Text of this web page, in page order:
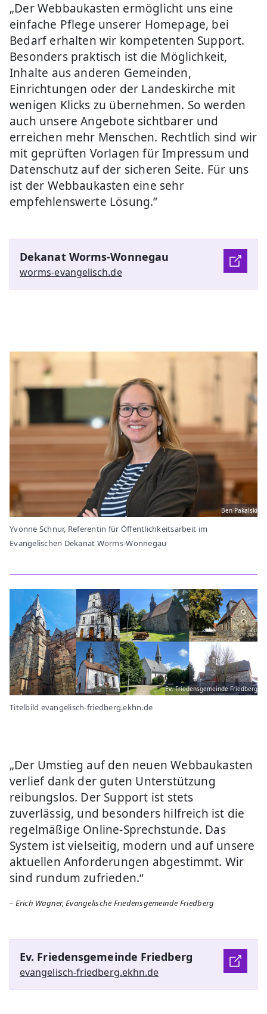
„Der Webbaukasten ermöglicht uns eine
einfache Pflege unserer Homepage, bei
Bedarf erhalten wir kompetenten Support.
Besonders praktisch ist die Möglichkeit,
Inhalte aus anderen Gemeinden,
Einrichtungen oder der Landeskirche mit
wenigen Klicks zu übernehmen. So werden
auch unsere Angebote sichtbarer und
erreichen mehr Menschen. Rechtlich sind wir
mit geprüften Vorlagen für Impressum und
Datenschutz auf der sicheren Seite. Für uns
ist der Webbaukasten eine sehr
empfehlenswerte Lösung.”
Dekanat Worms-Wonnegau
worms-evangelisch.de
Ben Pakalski
Yvonne Schnur, Referentin für Öffentlichkeitsarbeit im
Evangelischen Dekanat Worms-Wonnegau
Ev. Friedensgemeinde Friedberg
Titelbild evangelisch-friedberg.ekhn.de
„Der Umstieg auf den neuen Webbaukasten
verlief dank der guten Unterstützung
reibungslos. Der Support ist stets
zuverlässig, und besonders hilfreich ist die
regelmäßige Online-Sprechstunde. Das
System ist vielseitig, modern und auf unsere
aktuellen Anforderungen abgestimmt. Wir
sind rundum zufrieden.“
– Erich Wagner, Evangelische Friedensgemeinde Friedberg
Ev. Friedensgemeinde Friedberg
evangelisch-friedberg.ekhn.de